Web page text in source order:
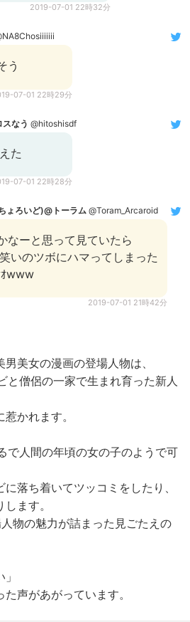
2019-07-01 22時32分
う
07-01 22時29分
なう @hitoshisdf
た
07-01 22時28分
ょろいど)@トーラム @Toram_Arcaroid
なーと思って見ていたら
いのツボにハマってしまった
www
2019-07-01 21時42分
美女の漫画の登場人物は、
と僧侶の一家で生まれ育った新人
かれます。
で人間の年頃の女の子のようで可
落ち着いてツッコミをしたり、
ます。
物の魅力が詰まった見ごたえの
た声があがっています。